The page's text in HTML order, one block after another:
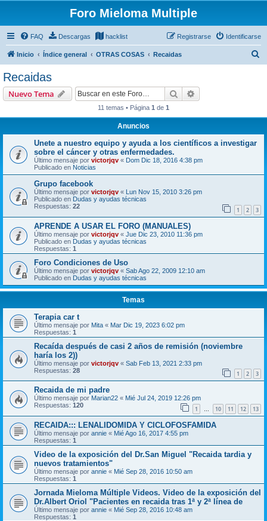
Foro Mieloma Multiple
FAQ Descargas hacklist Identificarse
Registrarse
Inicio Índice general OTRAS COSAS Recaidas
Recaidas
Nuevo Tema Buscar
11 temas • Página 1 de 1
Anuncios
Unete a nuestro equipo y ayuda a los científicos a investigar
sobre el cáncer y otras enfermedades.
Último mensaje por victorjqv « Dom Dic 18, 2016 4:38 pm
Publicado en Noticias
Grupo facebook
Último mensaje por victorjqv « Lun Nov 15, 2010 3:26 pm
Publicado en Dudas y ayudas técnicas
Respuestas: 22 1 2 3
APRENDE A USAR EL FORO (MANUALES)
Último mensaje por victorjqv « Jue Dic 23, 2010 11:36 pm
Publicado en Dudas y ayudas técnicas
Respuestas: 1
Foro Condiciones de Uso
Último mensaje por victorjqv « Sab Ago 22, 2009 12:10 am
Publicado en Dudas y ayudas técnicas
Temas
Terapia car t
Último mensaje por Mita « Mar Dic 19, 2023 6:02 pm
Respuestas: 1
Recaída después de casi 2 años de remisión (noviembre
haría los 2))
Último mensaje por victorjqv « Sab Feb 13, 2021 2:33 pm
Respuestas: 28 1 2 3
Recaida de mi padre
Último mensaje por Marian22 « Mié Jul 24, 2019 12:26 pm
Respuestas: 120 1 … 10 11 12 13
RECAIDA::: LENALIDOMIDA Y CICLOFOSFAMIDA
Último mensaje por annie « Mié Ago 16, 2017 4:55 pm
Respuestas: 1
Video de la exposición del Dr.San Miguel "Recaida tardia y
nuevos tratamientos"
Último mensaje por annie « Mié Sep 28, 2016 10:50 am
Respuestas: 1
Jornada Mieloma Múltiple Videos. Video de la exposición del
Dr.Albert Oriol "Pacientes en recaida tras 1ª y 2ª línea de
Último mensaje por annie « Mié Sep 28, 2016 10:48 am
Respuestas: 1